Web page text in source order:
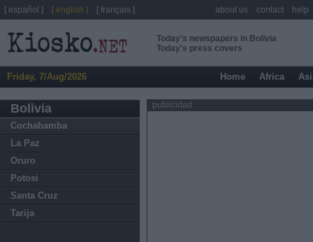
Today's newspapers in Bolivia
Today's press covers
Friday, 7/Aug/2026 Home Africa
Bolivia
Cochabamba
La Paz
Oruro
Potosi
Santa Cruz
Tarija
publicidad
[ español ] [ english ] [ français ] about us contact help